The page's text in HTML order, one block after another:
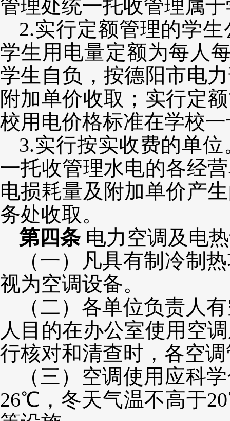
管理处统一托收管理属
2.实行定额管理的学
学生用电量定额为每人
学生自负，按德阳市电
附加单价收取 ；实行定
校用电价格标准在学校
3.实行按实收费的单
一托收管理水电的各经
电损耗量及附加单价产
务处收取。
第四条 电力空调及电
（一）凡具有制冷制
视为空调设备。
（二）各单位负责人
人目的在办公室使用空
行核对和清查时，各空
（三） 空调使用应科
26℃，冬天气温不高于